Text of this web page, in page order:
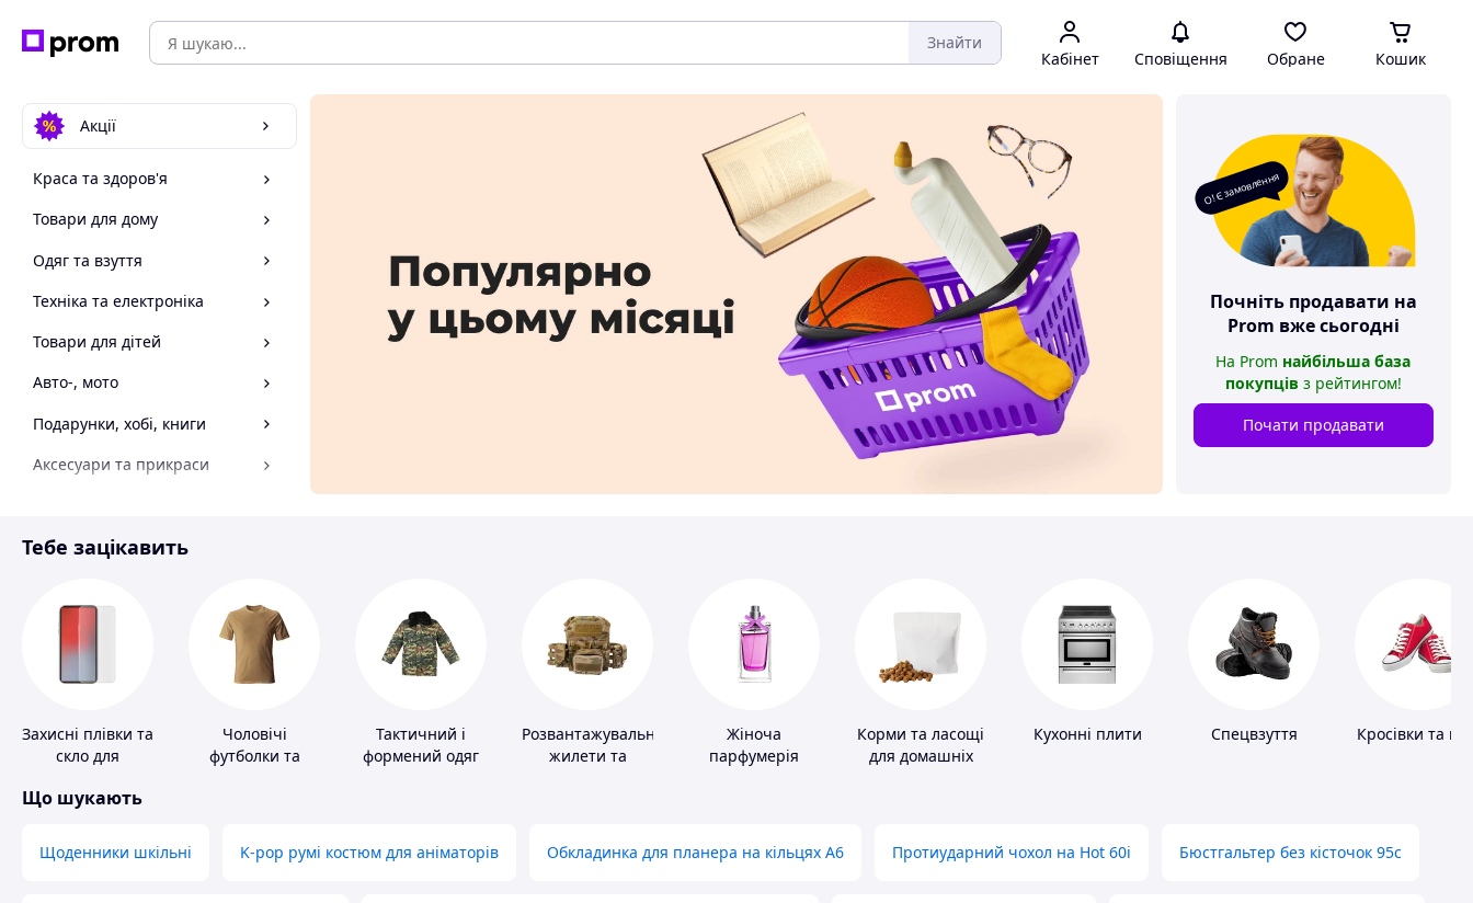
Знайти
Кабінет Сповіщення Обране Кошик
Акції
Краса та здоров'я
Товари для дому
Одяг та взуття
Техніка та електроніка
Товари для дітей
Авто-, мото
Подарунки, хобі, книги
Аксесуари та прикраси
Спорт і відпочинок
О! Є замовлення
Почніть продавати на
Prom вже сьогодні
На Prom найбільша база
покупців з рейтингом!
Почати продавати
Тебе зацікавить
Захисні плівки та
скло для
пристроїв
Чоловічі
футболки та
Тактичний і
формений одяг
Розвантажувальні
жилети та
Жіноча
парфумерія
Корми та ласощі
для домашніх
Кухонні плити Спецвзуття Кросівки та
Що шукають
Щоденники шкільні K-pop румі костюм для аніматорів Обкладинка для планера на кільцях А6 Протиударний чохол на Hot 60i Бюстгальтер без кісточок 95с